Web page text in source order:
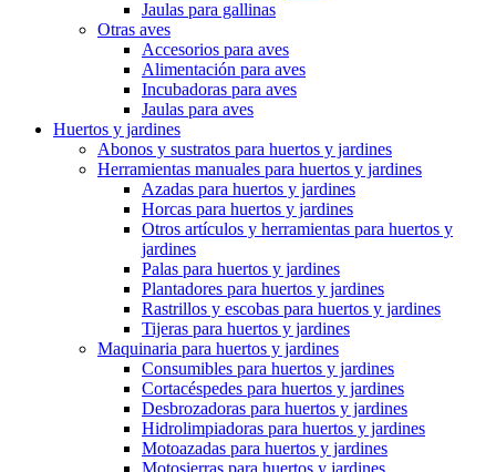
Jaulas para gallinas
Otras aves
Accesorios para aves
Alimentación para aves
Incubadoras para aves
Jaulas para aves
Huertos y jardines
Abonos y sustratos para huertos y jardines
Herramientas manuales para huertos y jardines
Azadas para huertos y jardines
Horcas para huertos y jardines
Otros artículos y herramientas para huertos y
jardines
Palas para huertos y jardines
Plantadores para huertos y jardines
Rastrillos y escobas para huertos y jardines
Tijeras para huertos y jardines
Maquinaria para huertos y jardines
Consumibles para huertos y jardines
Cortacéspedes para huertos y jardines
Desbrozadoras para huertos y jardines
Hidrolimpiadoras para huertos y jardines
Motoazadas para huertos y jardines
Motosierras para huertos y jardines